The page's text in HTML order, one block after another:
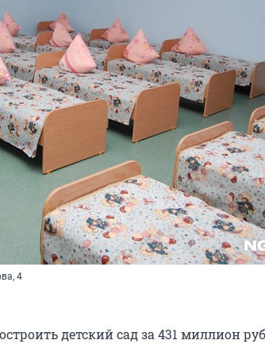
4
детский сад за 431 миллион